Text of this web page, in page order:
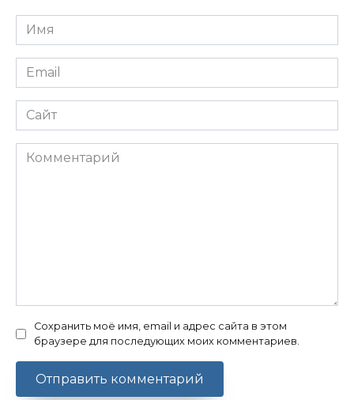
Имя
*
Email
*
Сайт
Комментарий
Сохранить моё имя, email и адрес сайта в этом
браузере для последующих моих комментариев.